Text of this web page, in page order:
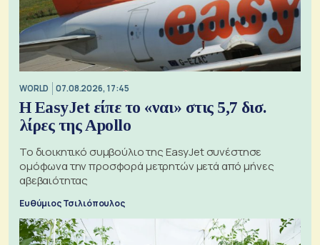
WORLD 07.08.2026, 17:45
Η EasyJet είπε το «ναι» στις 5,7 δισ.
λίρες της Apollo
Το διοικητικό συμβούλιο της EasyJet συνέστησε
ομόφωνα την προσφορά μετρητών μετά από μήνες
αβεβαιότητας
Ευθύμιος Τσιλιόπουλος